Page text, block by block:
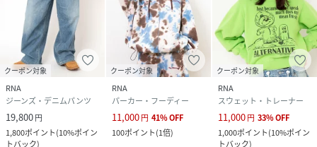
クーポン対象
RNA
ジーンズ・デニムパンツ
19,800円
1,800ポイント(10%ポイン
トバック)
クーポン対象
RNA
パーカー・フーディー
11,000円 41%OFF
100ポイント(1倍)
クーポン対象
RNA
スウェット・トレーナー
11,000円 33%OFF
1,000ポイント(10%ポイン
トバック)